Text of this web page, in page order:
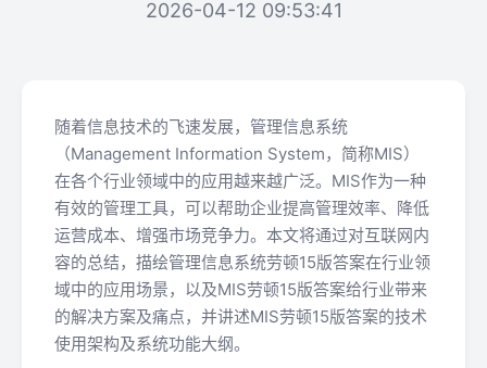
2026-04-12 09:53:41
随着信息技术的飞速发展，管理信息系统
（Management Information System，简称MIS）
在各个行业领域中的应用越来越广泛。MIS作为一种
有效的管理工具，可以帮助企业提高管理效率、降低
运营成本、增强市场竞争力。本文将通过对互联网内
容的总结，描绘管理信息系统劳顿15版答案在行业领
域中的应用场景，以及MIS劳顿15版答案给行业带来
的解决方案及痛点，并讲述MIS劳顿15版答案的技术
使用架构及系统功能大纲。